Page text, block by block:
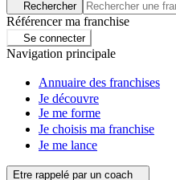
Rechercher
Référencer ma franchise
Se connecter
Navigation principale
Annuaire des franchises
Je découvre
Je me forme
Je choisis ma franchise
Je me lance
Etre rappelé par un coach